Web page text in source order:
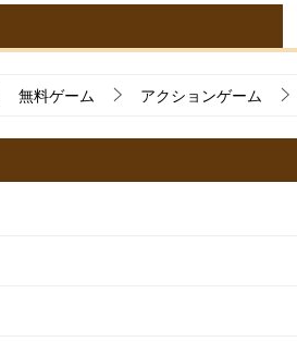
無料ゲーム アクションゲーム